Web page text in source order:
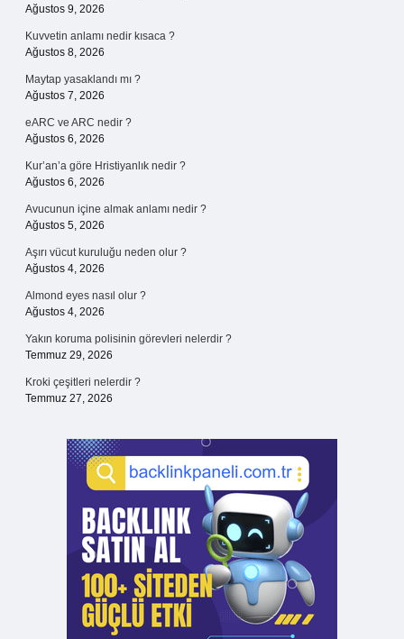
Ağustos 9, 2026
Kuvvetin anlamı nedir kısaca ?
Ağustos 8, 2026
Maytap yasaklandı mı ?
Ağustos 7, 2026
eARC ve ARC nedir ?
Ağustos 6, 2026
Kur’an’a göre Hristiyanlık nedir ?
Ağustos 6, 2026
Avucunun içine almak anlamı nedir ?
Ağustos 5, 2026
Aşırı vücut kuruluğu neden olur ?
Ağustos 4, 2026
Almond eyes nasıl olur ?
Ağustos 4, 2026
Yakın koruma polisinin görevleri nelerdir ?
Temmuz 29, 2026
Kroki çeşitleri nelerdir ?
Temmuz 27, 2026